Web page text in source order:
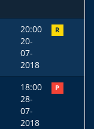
20:00
20-
07-
2018
R
18:00
28-
07-
2018
P